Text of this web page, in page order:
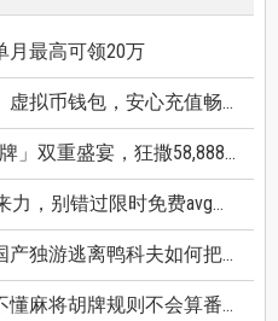
月最高可领20万
币钱包，安心充值畅快游戏
重盛宴，狂撒58,888巨额红利
限时免费avg成人游戏和免费插画集
离鸭科夫如何把搜打撤玩出新高度
将胡牌规则不会算番也能玩